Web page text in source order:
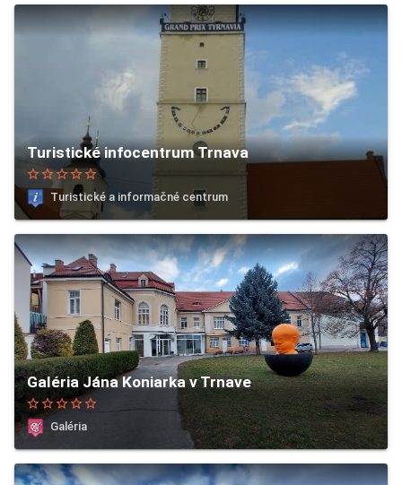
Turistické infocentrum Trnava
star_borderstar_borderstar_borderstar_borderstar_border
Turistické a informačné centrum
Galéria Jána Koniarka v Trnave
star_borderstar_borderstar_borderstar_borderstar_border
Galéria